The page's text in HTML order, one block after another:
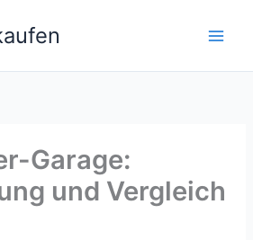
Garage:
und Vergleich